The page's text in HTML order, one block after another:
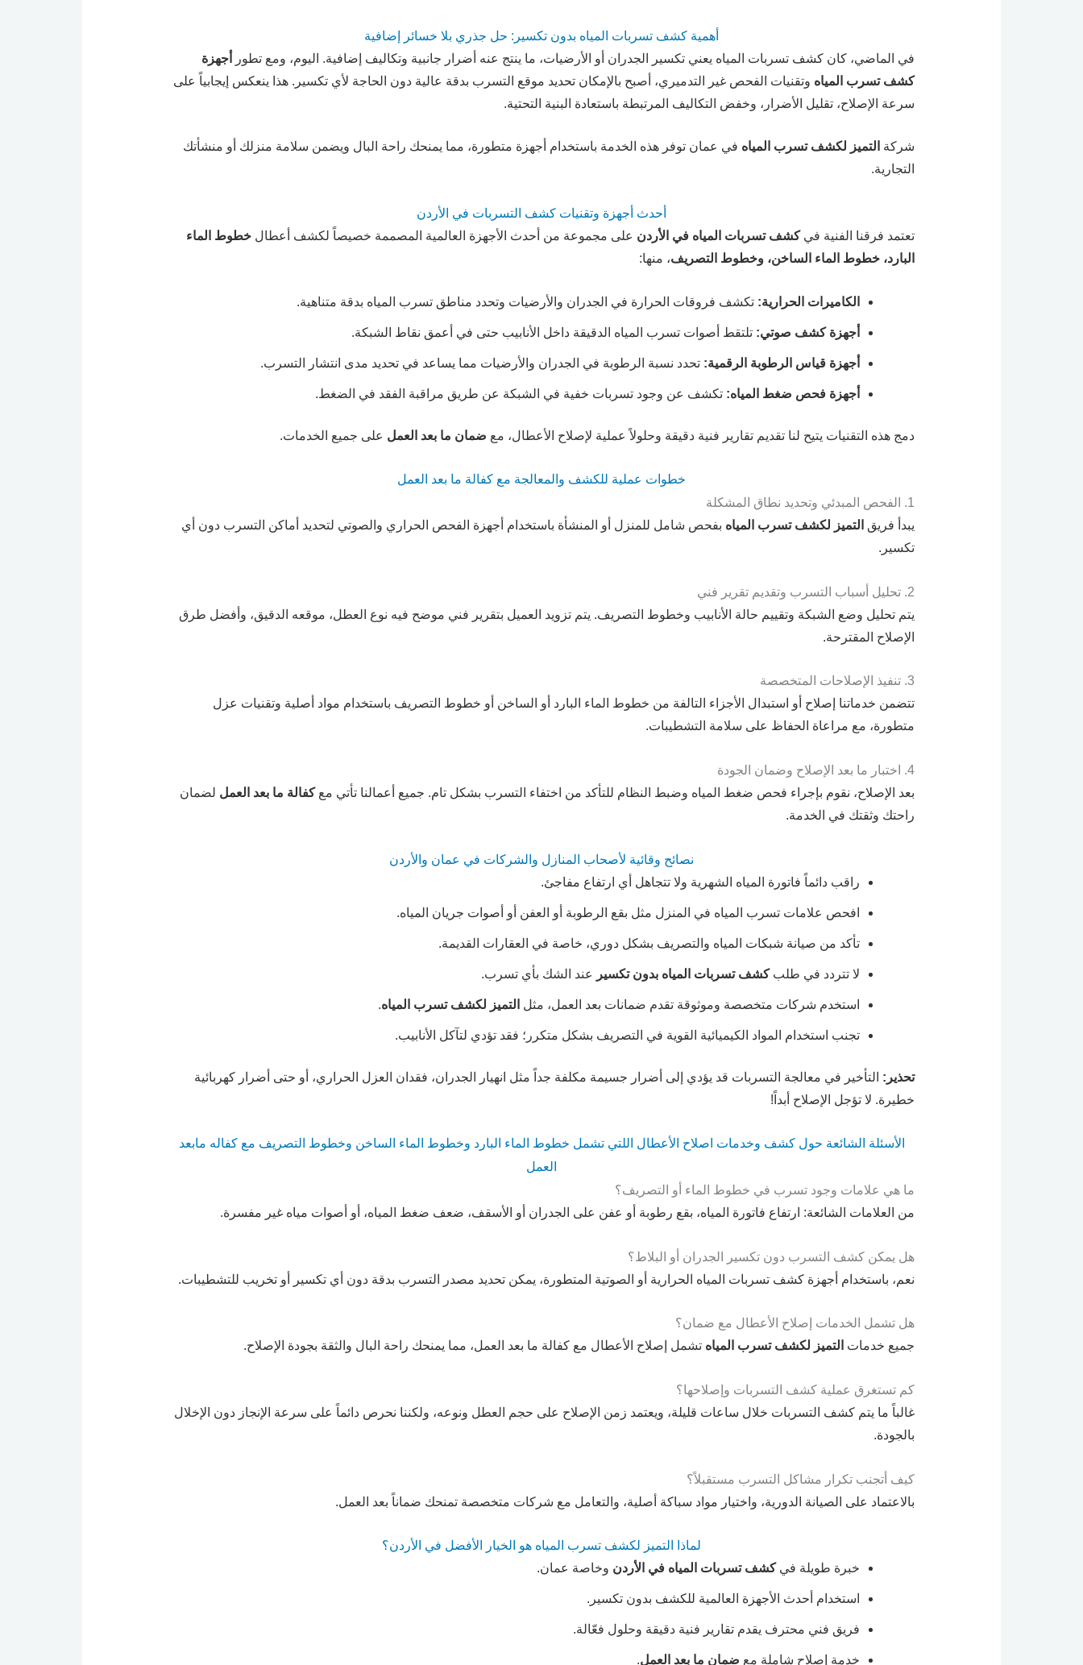
أهمية كشف تسربات المياه بدون تكسير: حل جذري بلا خسائر إضافية
في الماضي، كان كشف تسربات المياه يعني تكسير الجدران أو الأرضيات، ما ينتج عنه أضرار جانبية وتكاليف إضافية. اليوم، ومع تطور
أجهزة
كشف تسرب المياه وتقنيات الفحص غير التدميري، أصبح بالإمكان تحديد موقع التسرب بدقة عالية دون الحاجة لأي تكسير. هذا ينعكس إيجابياً على
سرعة الإصلاح، تقليل الأضرار، وخفض التكاليف المرتبطة باستعادة البنية التحتية.
شركة التميز لكشف تسرب المياه في عمان توفر هذه الخدمة باستخدام أجهزة متطورة، مما يمنحك راحة البال ويضمن سلامة منزلك أو منشأتك
التجارية.
أحدث أجهزة وتقنيات كشف التسربات في الأردن
تعتمد فرقنا الفنية فيكشف تسربات المياه في الأردن على مجموعة من أحدث الأجهزة العالمية المصممة خصيصاً لكشف أعطال خطوط الماء
البارد، خطوط الماء الساخن، وخطوط التصريف، منها:
الكاميرات الحرارية: تكشف فروقات الحرارة في الجدران والأرضيات وتحدد مناطق تسرب المياه بدقة متناهية.
أجهزة كشف صوتي: تلتقط أصوات تسرب المياه الدقيقة داخل الأنابيب حتى في أعمق نقاط الشبكة.
أجهزة قياس الرطوبة الرقمية: تحدد نسبة الرطوبة في الجدران والأرضيات مما يساعد في تحديد مدى انتشار التسرب.
أجهزة فحص ضغط المياه: تكشف عن وجود تسربات خفية في الشبكة عن طريق مراقبة الفقد في الضغط.
دمج هذه التقنيات يتيح لنا تقديم تقارير فنية دقيقة وحلولاً عملية لإصلاح الأعطال، مع ضمان ما بعد العمل على جميع الخدمات.
خطوات عملية للكشف والمعالجة مع كفالة ما بعد العمل
1. الفحص المبدئي وتحديد نطاق المشكلة
يبدأ فريق التميز لكشف تسرب المياه بفحص شامل للمنزل أو المنشأة باستخدام أجهزة الفحص الحراري والصوتي لتحديد أماكن التسرب دون أي
تكسير.
2. تحليل أسباب التسرب وتقديم تقرير فني
يتم تحليل وضع الشبكة وتقييم حالة الأنابيب وخطوط التصريف. يتم تزويد العميل بتقرير فني موضح فيه نوع العطل، موقعه الدقيق، وأفضل طرق
الإصلاح المقترحة.
3. تنفيذ الإصلاحات المتخصصة
تتضمن خدماتنا إصلاح أو استبدال الأجزاء التالفة من خطوط الماء البارد أو الساخن أو خطوط التصريف باستخدام مواد أصلية وتقنيات عزل
متطورة، مع مراعاة الحفاظ على سلامة التشطيبات.
4. اختبار ما بعد الإصلاح وضمان الجودة
بعد الإصلاح، نقوم بإجراء فحص ضغط المياه وضبط النظام للتأكد من اختفاء التسرب بشكل تام. جميع أعمالنا تأتي معكفالة ما بعد العمل لضمان
راحتك وثقتك في الخدمة.
نصائح وقائية لأصحاب المنازل والشركات في عمان والأردن
راقب دائماً فاتورة المياه الشهرية ولا تتجاهل أي ارتفاع مفاجئ.
افحص علامات تسرب المياه في المنزل مثل بقع الرطوبة أو العفن أو أصوات جريان المياه.
تأكد من صيانة شبكات المياه والتصريف بشكل دوري، خاصة في العقارات القديمة.
لا تتردد في طلبكشف تسربات المياه بدون تكسير عند الشك بأي تسرب.
استخدم شركات متخصصة وموثوقة تقدم ضمانات بعد العمل، مثل التميز لكشف تسرب المياه.
تجنب استخدام المواد الكيميائية القوية في التصريف بشكل متكرر؛ فقد تؤدي لتآكل الأنابيب.
تحذير: التأخير في معالجة التسربات قد يؤدي إلى أضرار جسيمة مكلفة جداً مثل انهيار الجدران، فقدان العزل الحراري، أو حتى أضرار كهربائية
خطيرة. لا تؤجل الإصلاح أبداً!
الأسئلة الشائعة حول كشف وخدمات اصلاح الأعطال اللتي تشمل خطوط الماء البارد وخطوط الماء الساخن وخطوط التصريف مع كفاله مابعد
العمل
ما هي علامات وجود تسرب في خطوط الماء أو التصريف؟
من العلامات الشائعة: ارتفاع فاتورة المياه، بقع رطوبة أو عفن على الجدران أو الأسقف، ضعف ضغط المياه، أو أصوات مياه غير مفسرة.
هل يمكن كشف التسرب دون تكسير الجدران أو البلاط؟
نعم، باستخدام أجهزة كشف تسربات المياه الحرارية أو الصوتية المتطورة، يمكن تحديد مصدر التسرب بدقة دون أي تكسير أو تخريب للتشطيبات.
هل تشمل الخدمات إصلاح الأعطال مع ضمان؟
جميع خدمات التميز لكشف تسرب المياه تشمل إصلاح الأعطال مع كفالة ما بعد العمل، مما يمنحك راحة البال والثقة بجودة الإصلاح.
كم تستغرق عملية كشف التسربات وإصلاحها؟
غالباً ما يتم كشف التسربات خلال ساعات قليلة، ويعتمد زمن الإصلاح على حجم العطل ونوعه، ولكننا نحرص دائماً على سرعة الإنجاز دون الإخلال
بالجودة.
كيف أتجنب تكرار مشاكل التسرب مستقبلاً؟
بالاعتماد على الصيانة الدورية، واختيار مواد سباكة أصلية، والتعامل مع شركات متخصصة تمنحك ضماناً بعد العمل.
لماذا التميز لكشف تسرب المياه هو الخيار الأفضل في الأردن؟
خبرة طويلة فيكشف تسربات المياه في الأردن وخاصة عمان.
استخدام أحدث الأجهزة العالمية للكشف بدون تكسير.
فريق فني محترف يقدم تقارير فنية دقيقة وحلول فعّالة.
خدمة إصلاح شاملة مع ضمان ما بعد العمل.